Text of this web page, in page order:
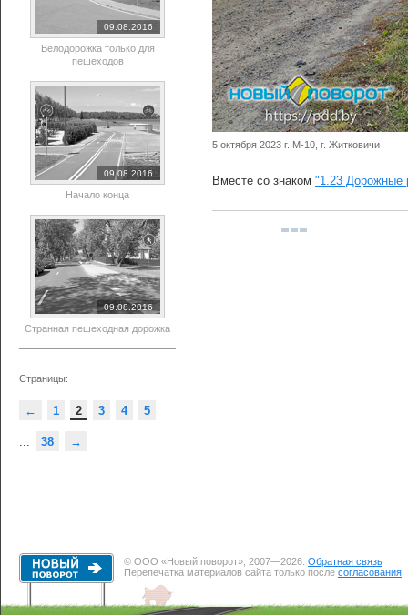
5 октября 2023 г. М-10, г. Житковичи
Вместе со знаком "1.23 Дорожные
09.08.2016
Велодорожка только для
пешеходов
09.08.2016
Начало конца
09.08.2016
Странная пешеходная дорожка
Страницы:
← 1 2 3 4 5
... 38 →
© ООО «Новый поворот», 2007—2026. Обратная связь
Перепечатка материалов сайта только после согласования